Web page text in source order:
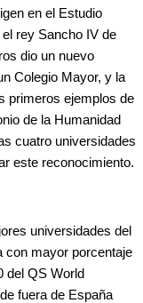
en el Estudio
rey Sancho IV de
dio un nuevo
Colegio Mayor, y la
primeros ejemplos de
de la Humanidad
cuatro universidades
este reconocimiento.
universidades del
con mayor porcentaje
del QS World
fuera de España